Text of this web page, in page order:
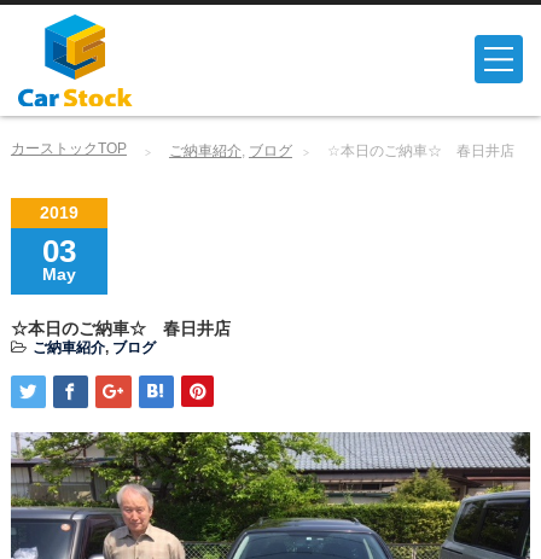
カーストックTOP ご納車紹介 ブログ ☆本日のご納車☆ 春日井店
2019
03
May
☆本日のご納車☆ 春日井店
ご納車紹介, ブログ